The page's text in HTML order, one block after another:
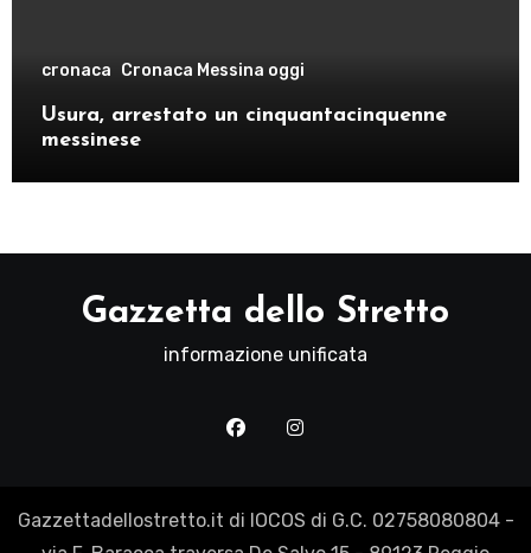
cronaca Cronaca Messina oggi
Usura, arrestato un cinquantacinquenne
messinese
Gazzetta dello Stretto
informazione unificata
Gazzettadellostretto.it di IOCOS di G.C. 02758080804 -